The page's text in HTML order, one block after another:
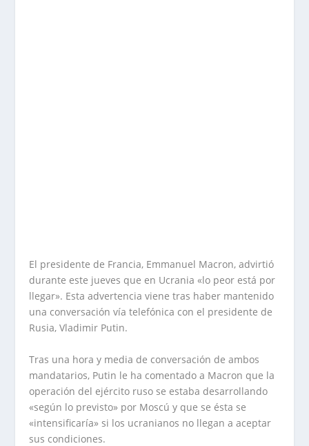
El presidente de Francia, Emmanuel Macron, advirtió
durante este jueves que en Ucrania «lo peor está por
llegar». Esta advertencia viene tras haber mantenido
una conversación vía telefónica con el presidente de
Rusia, Vladimir Putin.
Tras una hora y media de conversación de ambos
mandatarios, Putin le ha comentado a Macron que la
operación del ejército ruso se estaba desarrollando
«según lo previsto» por Moscú y que se ésta se
«intensificaría» si los ucranianos no llegan a aceptar
sus condiciones.